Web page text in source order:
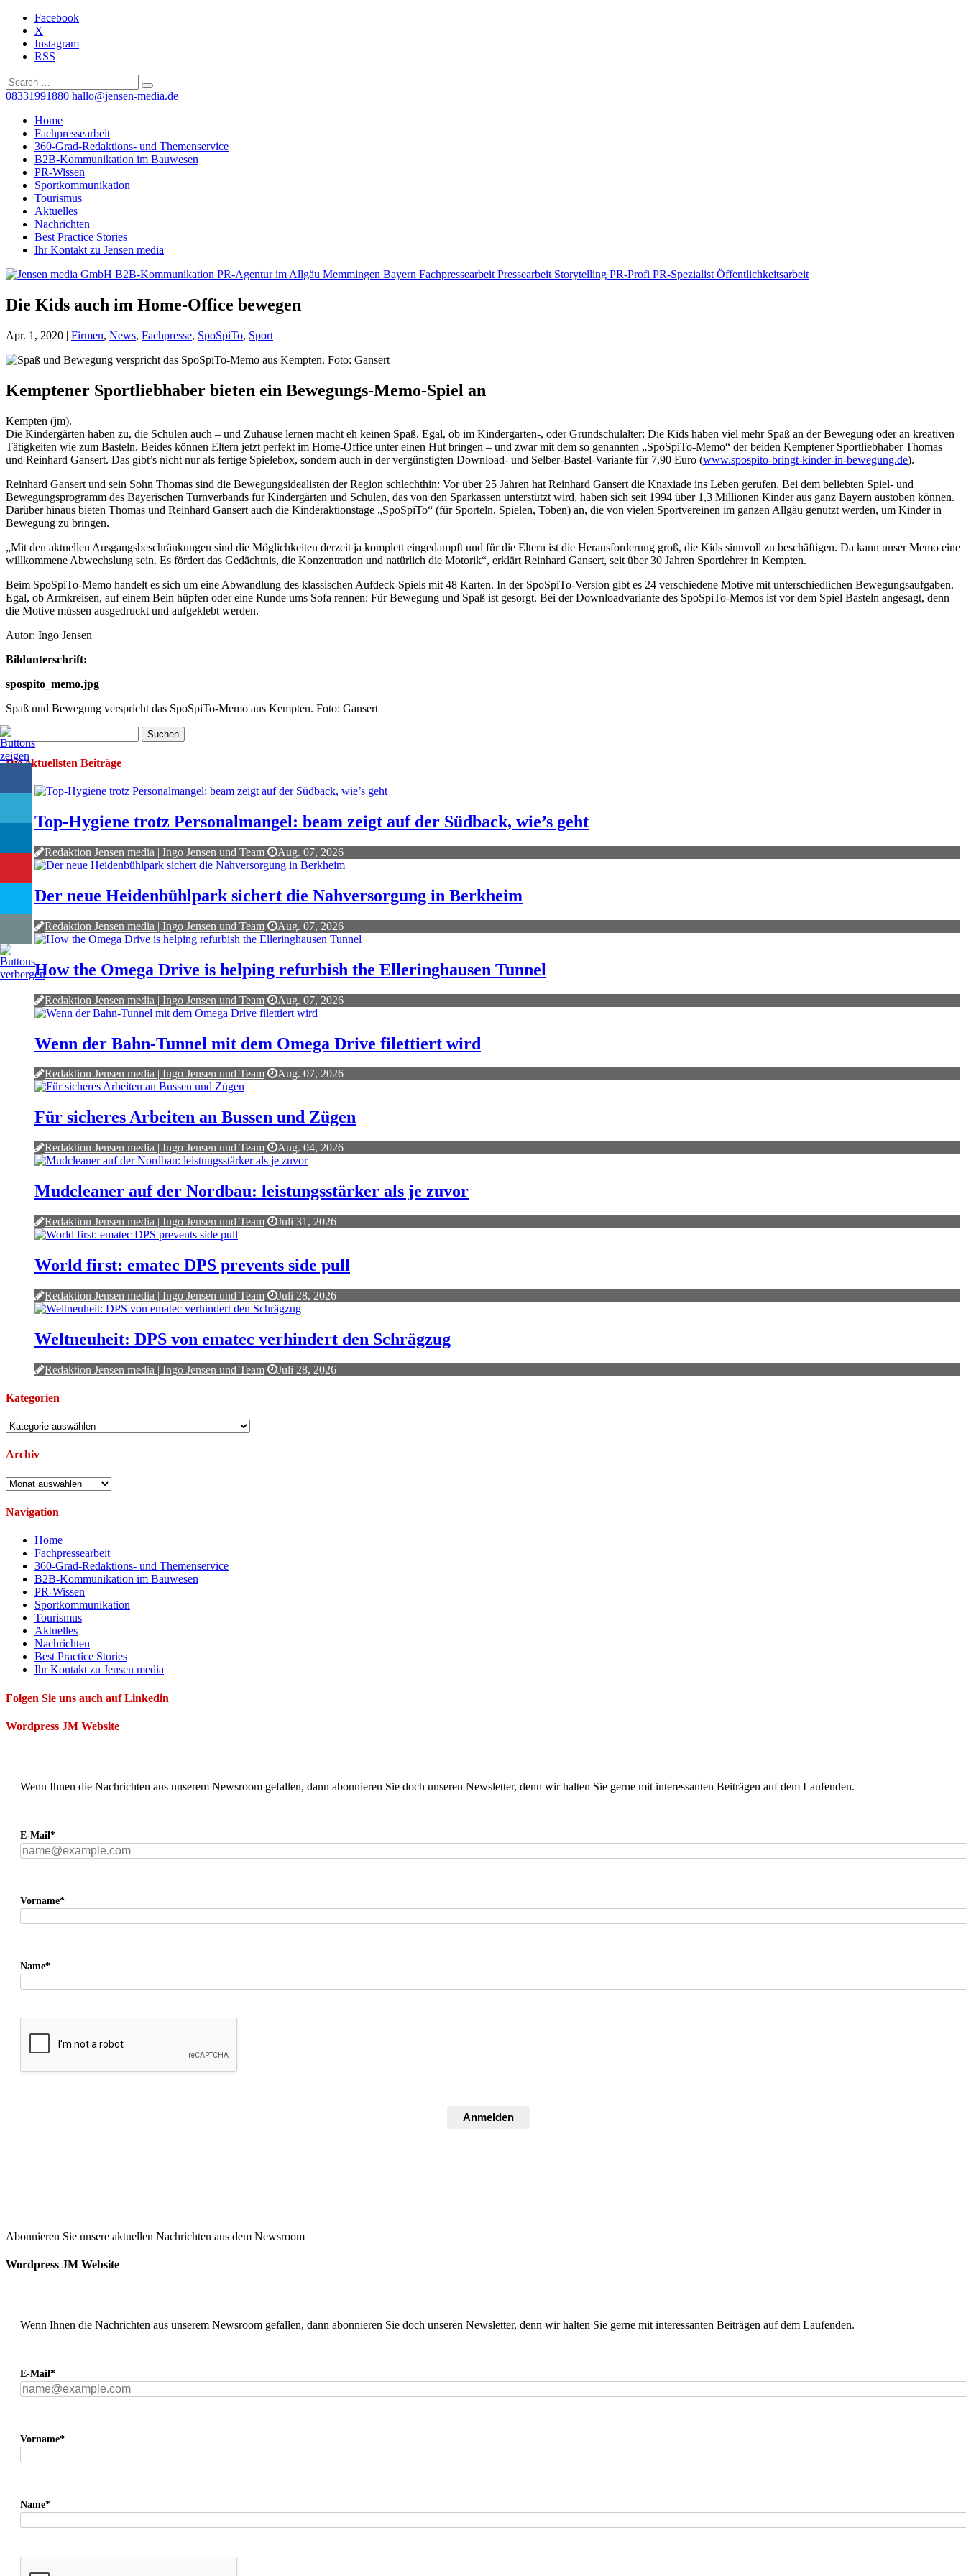
Facebook
X
Instagram
RSS
08331991880 hallo@jensen-media.de
Home
Fachpressearbeit
360-Grad-Redaktions- und Themenservice
B2B-Kommunikation im Bauwesen
PR-Wissen
Sportkommunikation
Tourismus
Aktuelles
Nachrichten
Best Practice Stories
Ihr Kontakt zu Jensen media
Die Kids auch im Home-Office bewegen
Apr. 1, 2020 | Firmen, News, Fachpresse, SpoSpiTo, Sport
Kemptener Sportliebhaber bieten ein Bewegungs-Memo-Spiel an
Kempten (jm).
Die Kindergärten haben zu, die Schulen auch – und Zuhause lernen macht eh keinen Spaß. Egal, ob im Kindergarten-, oder Grundschulalter: Die Kids haben viel mehr Spaß an der Bewegung oder an kreativen
Tätigkeiten wie zum Basteln. Beides können Eltern jetzt perfekt im Home-Office unter einen Hut bringen – und zwar mit dem so genannten „SpoSpiTo-Memo“ der beiden Kemptener Sportliebhaber Thomas
und Reinhard Gansert. Das gibt’s nicht nur als fertige Spielebox, sondern auch in der vergünstigten Download- und Selber-Bastel-Variante für 7,90 Euro (www.spospito-bringt-kinder-in-bewegung.de).
Reinhard Gansert und sein Sohn Thomas sind die Bewegungsidealisten der Region schlechthin: Vor über 25 Jahren hat Reinhard Gansert die Knaxiade ins Leben gerufen. Bei dem beliebten Spiel- und
Bewegungsprogramm des Bayerischen Turnverbands für Kindergärten und Schulen, das von den Sparkassen unterstützt wird, haben sich seit 1994 über 1,3 Millionen Kinder aus ganz Bayern austoben können.
Darüber hinaus bieten Thomas und Reinhard Gansert auch die Kinderaktionstage „SpoSpiTo“ (für Sporteln, Spielen, Toben) an, die von vielen Sportvereinen im ganzen Allgäu genutzt werden, um Kinder in
Bewegung zu bringen.
„Mit den aktuellen Ausgangsbeschränkungen sind die Möglichkeiten derzeit ja komplett eingedampft und für die Eltern ist die Herausforderung groß, die Kids sinnvoll zu beschäftigen. Da kann unser Memo eine
willkommene Abwechslung sein. Es fördert das Gedächtnis, die Konzentration und natürlich die Motorik“, erklärt Reinhard Gansert, seit über 30 Jahren Sportlehrer in Kempten.
Beim SpoSpiTo-Memo handelt es sich um eine Abwandlung des klassischen Aufdeck-Spiels mit 48 Karten. In der SpoSpiTo-Version gibt es 24 verschiedene Motive mit unterschiedlichen Bewegungsaufgaben.
Egal, ob Armkreisen, auf einem Bein hüpfen oder eine Runde ums Sofa rennen: Für Bewegung und Spaß ist gesorgt. Bei der Downloadvariante des SpoSpiTo-Memos ist vor dem Spiel Basteln angesagt, denn
die Motive müssen ausgedruckt und aufgeklebt werden.
Autor: Ingo Jensen
Bildunterschrift:
spospito_memo.jpg
Spaß und Bewegung verspricht das SpoSpiTo-Memo aus Kempten. Foto: Gansert
Suchen
nach:
Die aktuellsten Beiträge
Top-Hygiene trotz Personalmangel: beam zeigt auf der Südback, wie’s geht
Redaktion Jensen media | Ingo Jensen und Team Aug. 07, 2026
Der neue Heidenbühlpark sichert die Nahversorgung in Berkheim
Redaktion Jensen media | Ingo Jensen und Team Aug. 07, 2026
How the Omega Drive is helping refurbish the Elleringhausen Tunnel
Redaktion Jensen media | Ingo Jensen und Team Aug. 07, 2026
Wenn der Bahn-Tunnel mit dem Omega Drive filettiert wird
Redaktion Jensen media | Ingo Jensen und Team Aug. 07, 2026
Für sicheres Arbeiten an Bussen und Zügen
Redaktion Jensen media | Ingo Jensen und Team Aug. 04, 2026
Mudcleaner auf der Nordbau: leistungsstärker als je zuvor
Redaktion Jensen media | Ingo Jensen und Team Juli 31, 2026
World first: ematec DPS prevents side pull
Redaktion Jensen media | Ingo Jensen und Team Juli 28, 2026
Weltneuheit: DPS von ematec verhindert den Schrägzug
Redaktion Jensen media | Ingo Jensen und Team Juli 28, 2026
Kategorien
Kategorien
Archiv
Archiv
Navigation
Home
Fachpressearbeit
360-Grad-Redaktions- und Themenservice
B2B-Kommunikation im Bauwesen
PR-Wissen
Sportkommunikation
Tourismus
Aktuelles
Nachrichten
Best Practice Stories
Ihr Kontakt zu Jensen media
Folgen Sie uns auch auf Linkedin
Wordpress JM Website
Wenn Ihnen die Nachrichten aus unserem Newsroom gefallen, dann abonnieren Sie doch unseren Newsletter, denn wir halten Sie gerne mit interessanten Beiträgen auf dem Laufenden.
E-Mail*
Vorname*
Name*
Anmelden
Abonnieren Sie unsere aktuellen Nachrichten aus dem Newsroom
Wordpress JM Website
Wenn Ihnen die Nachrichten aus unserem Newsroom gefallen, dann abonnieren Sie doch unseren Newsletter, denn wir halten Sie gerne mit interessanten Beiträgen auf dem Laufenden.
E-Mail*
Vorname*
Name*